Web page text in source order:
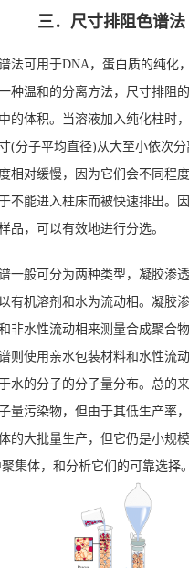
三．尺寸排阻色谱法
法可用于DNA，蛋白质的纯化
种温和的分离方法，尺寸排阻
的体积。当溶液加入纯化柱时
(分子平均直径)从大至小依次
相对缓慢，因为它们会不同程
不能进入柱床而被快速排出。
品，可以有效地进行分选。
一般可分为两种类型，凝胶渗
有机溶剂和水为流动相。凝胶
非水性流动相来测量合成聚合物
则使用亲水包装材料和水性流
水的分子的分子量分布。总的
量污染物，但由于其低生产率
的大批量生产，但它仍是小规
集体，和分析它们的可靠选择。